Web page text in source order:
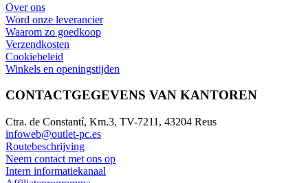
Over ons
Word onze leverancier
Waarom zo goedkoop
Verzendkosten
Cookiebeleid
Winkels en openingstijden
CONTACTGEGEVENS VAN KANTOREN
Ctra. de Constantí, Km.3, TV-7211, 43204 Reus
infoweb@outlet-pc.es
Routebeschrijving
Neem contact met ons op
Intern informatiekanaal